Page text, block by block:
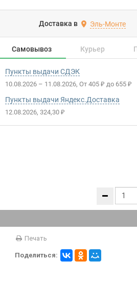
Доставка в Эль-Монте
Самовывоз Курьер
Пункты выдачи СДЭК
10.08.2026 – 11.08.2026 От 405₽ до 655₽
Пункты выдачи Яндекс.Доставка
12.08.2026 324,30₽
Печать
Поделиться: